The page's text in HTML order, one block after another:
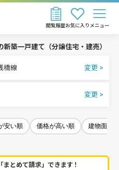
お気に入り
閲覧履歴 メニュー
築一戸建て（分譲住宅・建売）
橋線
安い順 価格が高い順 建物面積
とめて請求」できます！